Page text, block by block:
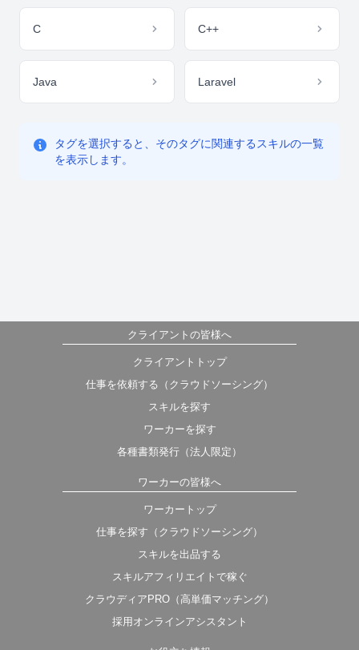
C C++
Java Laravel
タグを選択すると、そのタグに関連するスキルの一覧
を表示します。
クライアントの皆様へ
クライアントトップ
仕事を依頼する（クラウドソーシング）
スキルを探す
ワーカーを探す
各種書類発行（法人限定）
ワーカーの皆様へ
ワーカートップ
仕事を探す（クラウドソーシング）
スキルを出品する
スキルアフィリエイトで稼ぐ
クラウディアPRO（高単価マッチング）
採用オンラインアシスタント